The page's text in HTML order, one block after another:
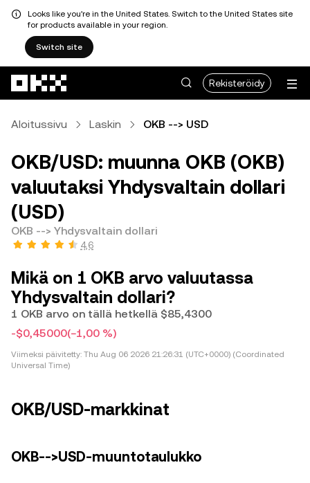
Looks like you're in the United States. Switch to the United States site
for products available in your region.
Switch site
Rekisteröidy
Aloitussivu Laskin OKB --> USD
OKB/USD: muunna OKB (OKB)
valuutaksi Yhdysvaltain dollari
(USD)
OKB --> Yhdysvaltain dollari
4,6
Mikä on 1 OKB arvo valuutassa
Yhdysvaltain dollari?
1 OKB arvo on tällä hetkellä $85,4300
-$0,45000(−1,00 %)
Viimeksi päivitetty: Thu Aug 06 2026 21:26:31 (UTC+0000) (Coordinated
Universal Time)
OKB/USD-markkinat
OKB-->USD-muuntotaulukko